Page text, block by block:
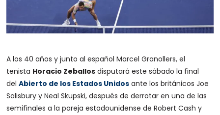
A los 40 años y junto al español Marcel Granollers, el
tenista Horacio Zeballos disputará este sábado la final
delAbierto de los Estados Unidos ante los británicos Joe
Salisbury y Neal Skupski, después de derrotar en una de las
semifinales a la pareja estadounidense de Robert Cash y